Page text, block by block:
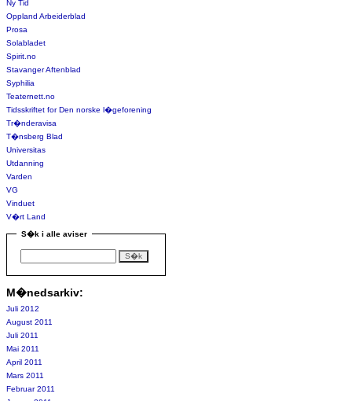
Ny Tid
Oppland Arbeiderblad
Prosa
Solabladet
Spirit.no
Stavanger Aftenblad
Syphilia
Teaternett.no
Tidsskriftet for Den norske l�geforening
Tr�nderavisa
T�nsberg Blad
Universitas
Utdanning
Varden
VG
Vinduet
V�rt Land
S�k i alle aviser
M�nedsarkiv:
Juli 2012
August 2011
Juli 2011
Mai 2011
April 2011
Mars 2011
Februar 2011